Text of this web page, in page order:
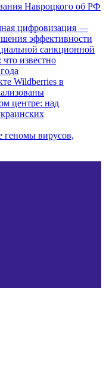
Навроцкого об РФ
цифровизация —
эффективности
санкционной
известно
Wildberries в
центре: над
геномы вирусов,